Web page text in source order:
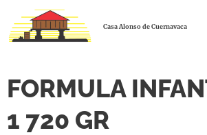
Casa Alonso de Cuernavaca
FORMULA
1 720 GR